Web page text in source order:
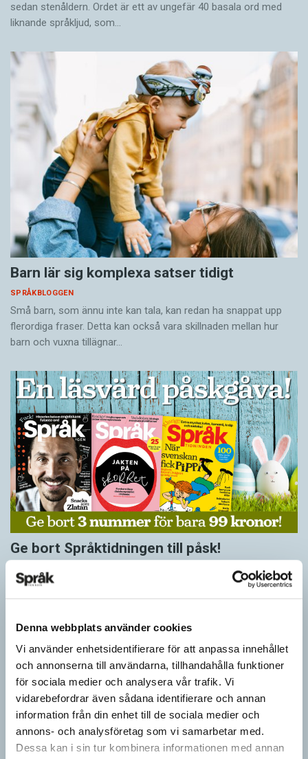
Denna webbplats använder cookies
Vi använder enhetsidentifierare för att anpassa innehållet
och annonserna till användarna, tillhandahålla funktioner
för sociala medier och analysera vår trafik. Vi
vidarebefordrar även sådana identifierare och annan
information från din enhet till de sociala medier och
annons- och analysföretag som vi samarbetar med.
Dessa kan i sin tur kombinera informationen med annan
sedan stenåldern. Ordet är ett av ungefär 40 basala ord med
liknande språkljud, som…
Barn lär sig komplexa satser tidigt
SPRÅKBLOGGEN
Små barn, som ännu inte kan tala, kan redan ha snappat upp
flerordiga fraser. Detta kan också vara skillnaden mellan hur
barn och vuxna tillägnar…
Ge bort Språktidningen till påsk!
Inför påsken har vi ett riktigt fint erbjudande. Just nu kan du ge
bort 3 nummer av Språktidningen för bara 99 kronor! Du kan